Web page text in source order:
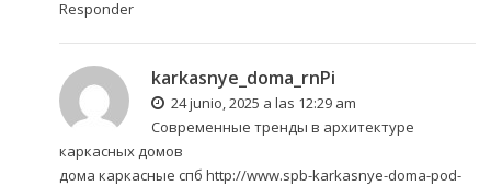
Responder
karkasnye_doma_rnPi
24 junio, 2025 a las 12:29 am
Современные тренды в архитектуре
каркасных домов
дома каркасные спб http://www.spb-karkasnye-doma-pod-